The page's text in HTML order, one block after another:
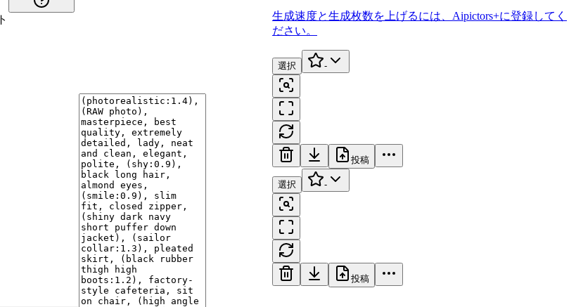
生成速度と生成枚数を上げるには、 Aipictors+に登録してく
ださい。
選択 -
投稿
選択 -
投稿